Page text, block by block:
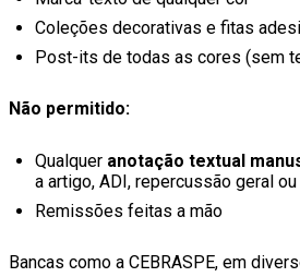
Coleções decorativas e fitas
Post-its de todas as cores (sem
Não permitido:
Qualquer anotação textual
a artigo, ADI, repercussão geral
Remissões feitas a mão
Bancas como a CEBRASPE, em